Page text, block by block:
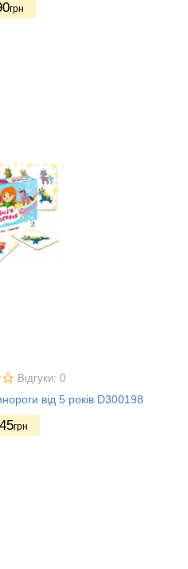
грн
Відгуки: 0
від 5 років D300198
грн